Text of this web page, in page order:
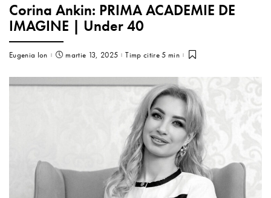
Corina Ankin: PRIMA ACADEMIE DE
IMAGINE | Under 40
Eugenia Ion martie 13, 2025 Timp citire 5 min